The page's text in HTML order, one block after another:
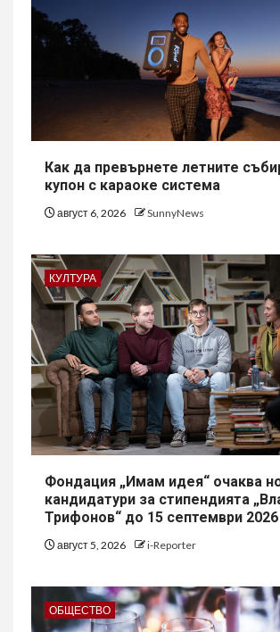
Как да превърнете летните
купон с караоке система
август 6, 2026 SunnyNews
КУЛТУРА
Фондация „Имам идея“ очаква
кандидатури за стипендията
Трифонов“ до 15 септември 2026
август 5, 2026 i-Reporter
ОБЩЕСТВО